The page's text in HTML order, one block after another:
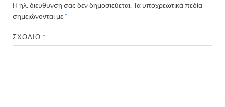
Η ηλ. διεύθυνση σας δεν δημοσιεύεται.Τα υποχρεωτικά πεδία
σημειώνονται με *
ΣΧΌΛΙΟ*